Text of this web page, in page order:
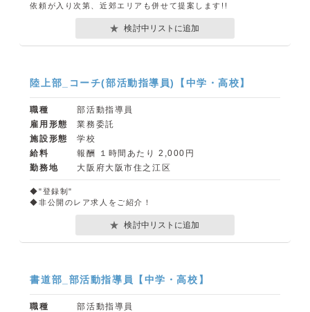
依頼が入り次第、近郊エリアも併せて提案します!!
検討中リストに追加
陸上部_コーチ(部活動指導員)【中学・高校】
職種
部活動指導員
雇用形態
業務委託
施設形態
学校
給料
報酬 １時間あたり 2,000円
勤務地
大阪府大阪市住之江区
◆"登録制"
◆非公開のレア求人をご紹介！
検討中リストに追加
書道部_部活動指導員【中学・高校】
職種
部活動指導員